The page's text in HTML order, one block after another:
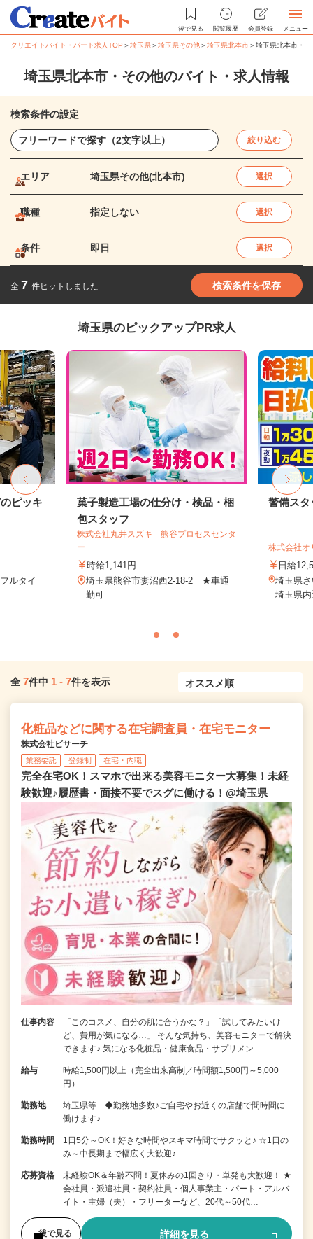
後で見る 閲覧履歴 会員登録 メニュー
クリエイトバイト・パート求人TOP ＞埼玉県＞埼玉県その他＞埼玉県北本市＞埼玉県北本市・
埼玉県北本市・その他のバイト・求人情報
検索条件の設定
絞り込む
エリア 埼玉県その他(北本市) 選択
職種 指定しない 選択
条件 即日 選択
全 7 件ヒットしました 検索条件を保存
埼玉県のピックアップPR求人
ピッキ
ルタイ
菓子製造工場の仕分け・検品・梱
包スタッフ
株式会社丸井スズキ 熊谷プロセスセンタ
ー
時給1,141円
埼玉県熊谷市妻沼西2-18-2 ★車通
勤可
警備スタ
株式会社オ
日給
埼玉県
埼玉県
全 7件中 1 - 7件を表示
化粧品などに関する在宅調査員・在宅モニター
株式会社ビサーチ
業務委託 登録制 在宅・内職
完全在宅OK！スマホで出来る美容モニター大募集！未経
験歓迎♪履歴書・面接不要でスグに働ける！@埼玉県
仕事内容
「このコスメ、自分の肌に合うかな？」「試してみたいけ
ど、費用が気になる…」 そんな気持ち、美容モニターで解決
できます♪ 気になる化粧品・健康食品・サプリメン…
給与
時給1,500円以上（完全出来高制／時間額1,500円～5,000
円）
勤務地
埼玉県等 ◆勤務地多数♪ご自宅やお近くの店舗で間時間に
働けます♪
勤務時間
1日5分～OK！好きな時間やスキマ時間でサクッと♪ ☆1日の
み～中長期まで幅広く大歓迎♪…
応募資格
未経験OK＆年齢不問！夏休みの1回きり・単発も大歓迎！ ★
会社員・派遣社員・契約社員・個人事業主・パート・アルバ
イト・主婦（夫）・フリーターなど、20代～50代…
後で見る 詳細を見る